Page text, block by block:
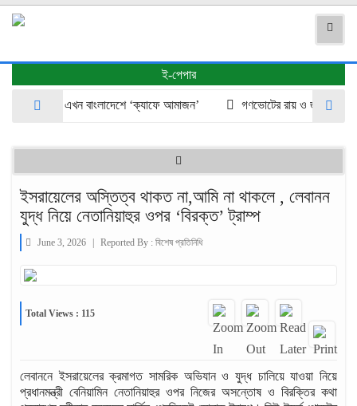
ই-পেপার
ঠিকানা এখন বাংলাদেশে ‘ক্যাফে আমাজন’ গণভোটের রায় ও জুলাই সনদ দ্রুত
ইসরায়েলের অস্তিত্ব থাকত না,আমি না থাকলে , লেবানন
যুদ্ধ নিয়ে নেতানিয়াহুর ওপর ‘বিরক্ত’ ট্রাম্প
June 3, 2026 Reported By : বিশেষ প্রতিনিধি
Total Views : 115
লেবাননে ইসরায়েলের ক্রমাগত সামরিক অভিযান ও যুদ্ধ চালিয়ে যাওয়া নিয়ে
প্রধানমন্ত্রী বেনিয়ামিন নেতানিয়াহুর ওপর নিজের অসন্তোষ ও বিরক্তির কথা